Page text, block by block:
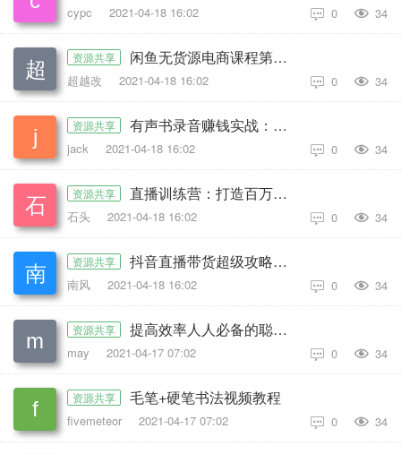
cypc 2021-04-18 16:02 0  34
资源共享 闲鱼无货源电商课程第20期：闲鱼项目操盘手带你从0到月入20万+
超越改 2021-04-18 16:02 0  34
资源共享 有声书录音赚钱实战：在家录音，动动嘴皮，日赚1000+
jack 2021-04-18 16:02 0  34
资源共享 直播训练营：打造百万销售直播间教会你如何直播带货，抓住直播大风口
石头 2021-04-18 16:02 0  34
资源共享 抖音直播带货超级攻略：抖音直播带货的详细玩法，小店运营、付费投放等
南风 2021-04-18 16:02 0  34
资源共享 提高效率人人必备的聪明工作法
may 2021-04-17 07:02 0  34
资源共享 毛笔+硬笔书法视频教程
fivemeteor 2021-04-17 07:02 0  34